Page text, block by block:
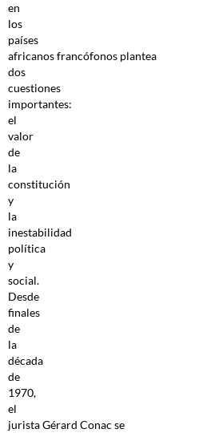
en
los
países
africanos francófonos plantea
dos
cuestiones
importantes:
el
valor
de
la
constitución
y
la
inestabilidad
política
y
social.
Desde
finales
de
la
década
de
1970,
el
jurista Gérard Conac se